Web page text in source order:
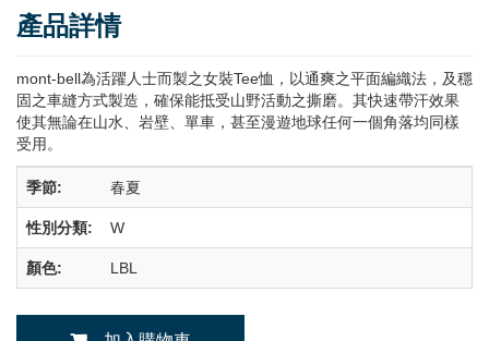
產品詳情
mont-bell為活躍人士而製之女裝Tee恤，以通爽之平面編織法，及穩
固之車縫方式製造，確保能抵受山野活動之撕磨。其快速帶汗效果
使其無論在山水、岩壁、單車，甚至漫遊地球任何一個角落均同樣
受用。
季節: 春夏
性別分類: W
顏色: LBL